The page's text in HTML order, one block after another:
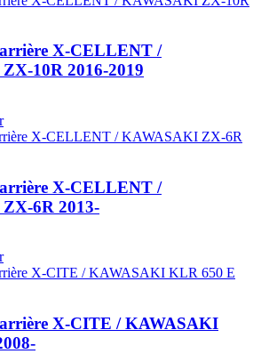
X-CELLENT /
10R 2016-2019
X-CELLENT /
6R 2013-
X-CITE / KAWASAKI